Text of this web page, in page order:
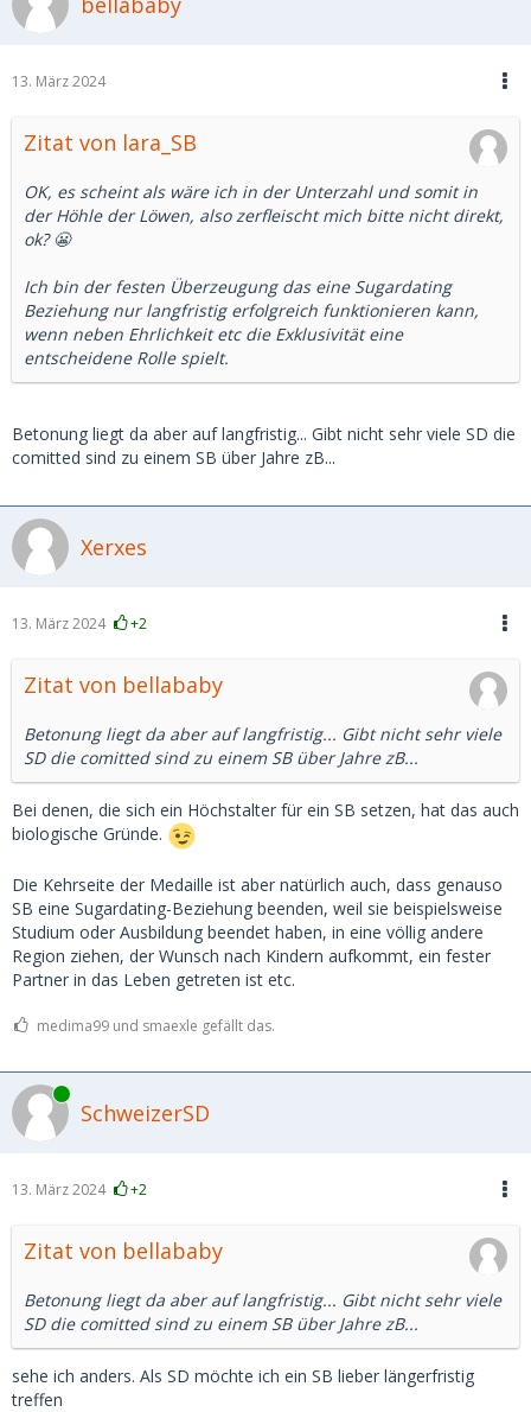
13. März 2024
Zitat von lara_SB
OK, es scheint als wäre ich in der Unterzahl und somit in
der Höhle der Löwen, also zerfleischt mich bitte nicht direkt,
ok? 😬
Ich bin der festen Überzeugung das eine Sugardating
Beziehung nur langfristig erfolgreich funktionieren kann,
wenn neben Ehrlichkeit etc die Exklusivität eine
entscheidene Rolle spielt.
Betonung liegt da aber auf langfristig... Gibt nicht sehr viele SD die
comitted sind zu einem SB über Jahre zB...
Xerxes
13. März 2024 +2
Zitat von bellababy
Betonung liegt da aber auf langfristig... Gibt nicht sehr viele
SD die comitted sind zu einem SB über Jahre zB...
Bei denen, die sich ein Höchstalter für ein SB setzen, hat das auch
biologische Gründe.
Die Kehrseite der Medaille ist aber natürlich auch, dass genauso
SB eine Sugardating-Beziehung beenden, weil sie beispielsweise
Studium oder Ausbildung beendet haben, in eine völlig andere
Region ziehen, der Wunsch nach Kindern aufkommt, ein fester
Partner in das Leben getreten ist etc.
medima99 und smaexle gefällt das.
Online
SchweizerSD
13. März 2024 +2
Zitat von bellababy
Betonung liegt da aber auf langfristig... Gibt nicht sehr viele
SD die comitted sind zu einem SB über Jahre zB...
sehe ich anders. Als SD möchte ich ein SB lieber längerfristig
treffen